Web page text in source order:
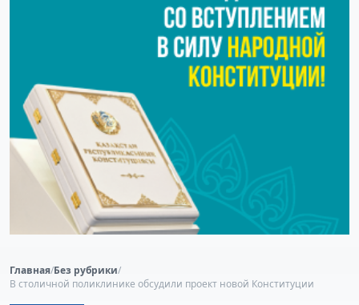
Главная/Без рубрики/
В столичной поликлинике обсудили проект новой Конституции